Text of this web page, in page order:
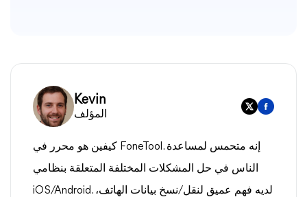
Kevin
المؤلف
كيفين هو محرر في FoneTool. إنه متحمس لمساعدة
الناس في حل المشكلات المختلفة المتعلقة بنظامي
iOS/Android. لديه فهم عميق لنقل/نسخ بيانات الهاتف،